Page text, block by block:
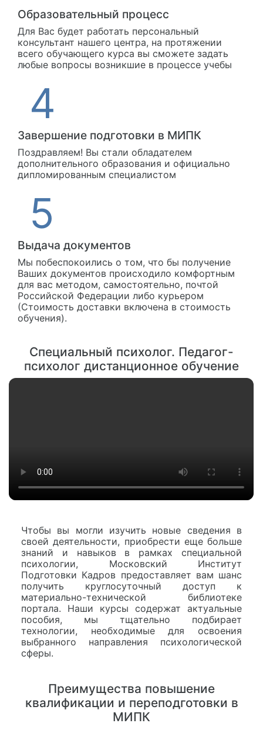
Образовательный процесс
Для Вас будет работать персональный
консультант нашего центра, на протяжении
всего обучающего курса вы сможете задать
любые вопросы возникшие в процессе учебы
Завершение подготовки в МИПК
Поздравляем! Вы стали обладателем
дополнительного образования и официально
дипломированным специалистом
Выдача документов
Мы побеспокоились о том, что бы получение
Ваших документов происходило комфортным
для вас методом, самостоятельно, почтой
Российской Федерации либо курьером
(Стоимость доставки включена в стоимость
обучения).
Специальный психолог. Педагог-
психолог дистанционное обучение
Чтобы вы могли изучить новые сведения в
своей деятельности, приобрести еще больше
знаний и навыков в рамках специальной
психологии, Московский Институт
Подготовки Кадров предоставляет вам шанс
получить круглосуточный доступ к
материально-технической библиотеке
портала. Наши курсы содержат актуальные
пособия, мы тщательно подбирает
технологии, необходимые для освоения
выбранного направления психологической
сферы.
Преимущества повышение
квалификации и переподготовки в
МИПК